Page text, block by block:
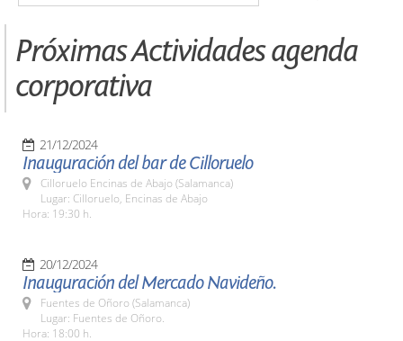
Próximas Actividades agenda
corporativa
21/12/2024
Inauguración del bar de Cilloruelo
Cilloruelo Encinas de Abajo (Salamanca)
Lugar: Cilloruelo, Encinas de Abajo
Hora: 19:30 h.
20/12/2024
Inauguración del Mercado Navideño.
Fuentes de Oñoro (Salamanca)
Lugar: Fuentes de Oñoro.
Hora: 18:00 h.